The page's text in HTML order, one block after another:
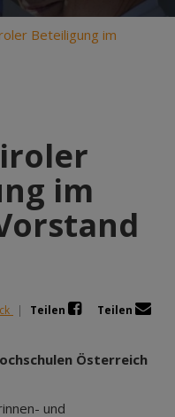
Beteiligung im
im
| Teilen
Teilen
Österreich
und